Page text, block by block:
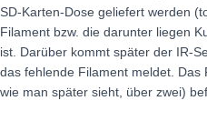
SD-Karten-Dose geliefert werden
Filament bzw. die darunter liegen
ist. Darüber kommt später der IR-
das fehlende Filament meldet. Das
wie man später sieht, über zwei)